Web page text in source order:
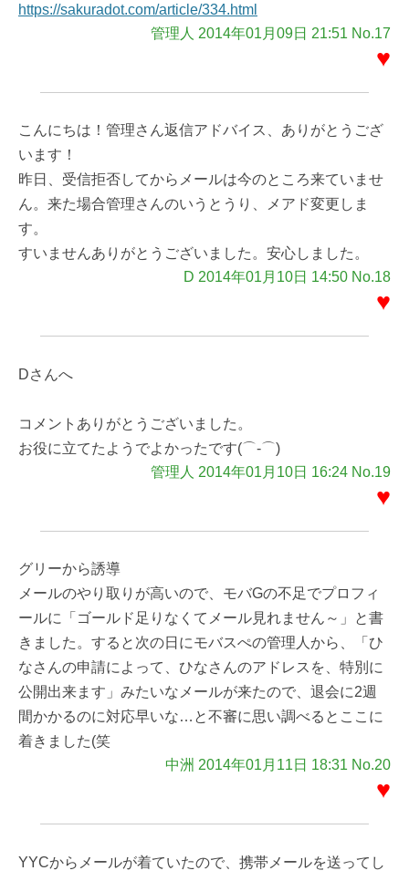
https://sakuradot.com/article/334.html
管理人 2014年01月09日 21:51 No.17
♥
こんにちは！管理さん返信アドバイス、ありがとうござ
います！
昨日、受信拒否してからメールは今のところ来ていませ
ん。来た場合管理さんのいうとうり、メアド変更しま
す。
すいませんありがとうございました。安心しました。
D 2014年01月10日 14:50 No.18
♥
Dさんへ
コメントありがとうございました。
お役に立てたようでよかったです(⌒-⌒)
管理人 2014年01月10日 16:24 No.19
♥
グリーから誘導
メールのやり取りが高いので、モバGの不足でプロフィ
ールに「ゴールド足りなくてメール見れません～」と書
きました。すると次の日にモバスぺの管理人から、「ひ
なさんの申請によって、ひなさんのアドレスを、特別に
公開出来ます」みたいなメールが来たので、退会に2週
間かかるのに対応早いな…と不審に思い調べるとここに
着きました(笑
中洲 2014年01月11日 18:31 No.20
♥
YYCからメールが着ていたので、携帯メールを送ってし